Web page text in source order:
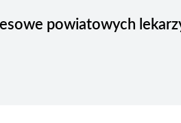
powiatowych